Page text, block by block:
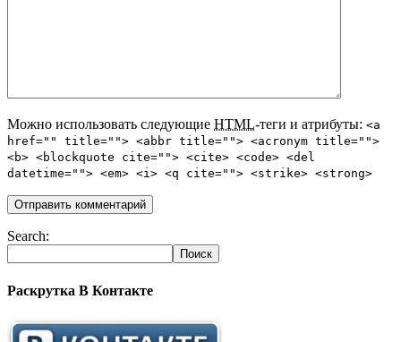
Можно использовать следующие HTML-теги и атрибуты: <a
href="" title=""> <abbr title=""> <acronym title="">
<b> <blockquote cite=""> <cite> <code> <del
datetime=""> <em> <i> <q cite=""> <strike> <strong>
Search:
Раскрутка В Контакте